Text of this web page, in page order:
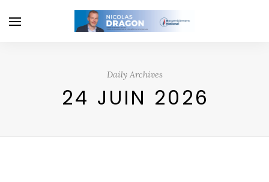
Daily Archives
24 JUIN 2026